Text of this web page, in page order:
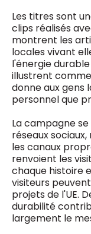
Les titres sont
clips réalisés
montrent les
locales vivant
l'énergie
illustrent
donne aux gens
personnel que
La campagne
réseaux
les canaux
renvoient les
chaque histoire
visiteurs
projets de l'UE.
durabilité
largement le